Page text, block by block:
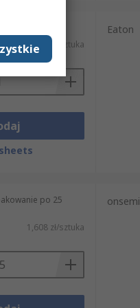
122,76 zł/sztuka
Eaton
po 25
1,608 zł/sztuka
onsemi